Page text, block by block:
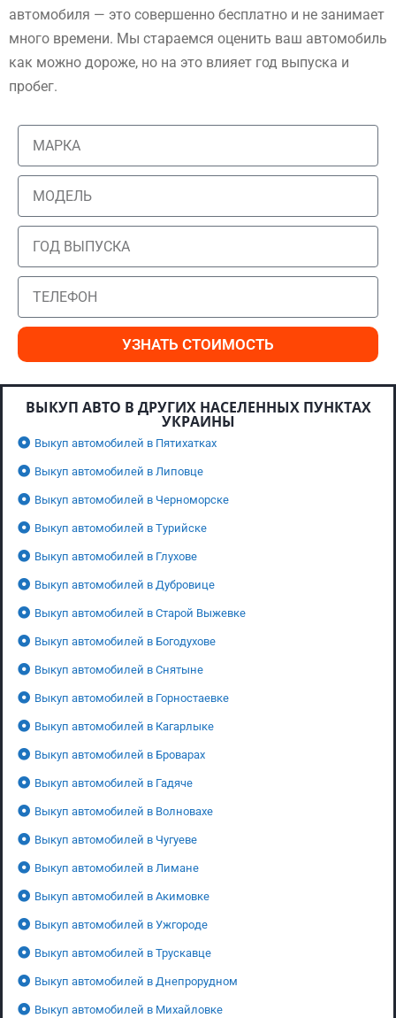
автомобиля — это совершенно бесплатно и не занимает
много времени. Мы стараемся оценить ваш автомобиль
как можно дороже, но на это влияет год выпуска и
пробег.
УЗНАТЬ СТОИМОСТЬ
ВЫКУП АВТО В ДРУГИХ НАСЕЛЕННЫХ ПУНКТАХ
УКРАИНЫ
Выкуп автомобилей в Пятихатках
Выкуп автомобилей в Липовце
Выкуп автомобилей в Черноморске
Выкуп автомобилей в Турийске
Выкуп автомобилей в Глухове
Выкуп автомобилей в Дубровице
Выкуп автомобилей в Старой Выжевке
Выкуп автомобилей в Богодухове
Выкуп автомобилей в Снятыне
Выкуп автомобилей в Горностаевке
Выкуп автомобилей в Кагарлыке
Выкуп автомобилей в Броварах
Выкуп автомобилей в Гадяче
Выкуп автомобилей в Волновахе
Выкуп автомобилей в Чугуеве
Выкуп автомобилей в Лимане
Выкуп автомобилей в Акимовке
Выкуп автомобилей в Ужгороде
Выкуп автомобилей в Трускавце
Выкуп автомобилей в Днепрорудном
Выкуп автомобилей в Михайловке